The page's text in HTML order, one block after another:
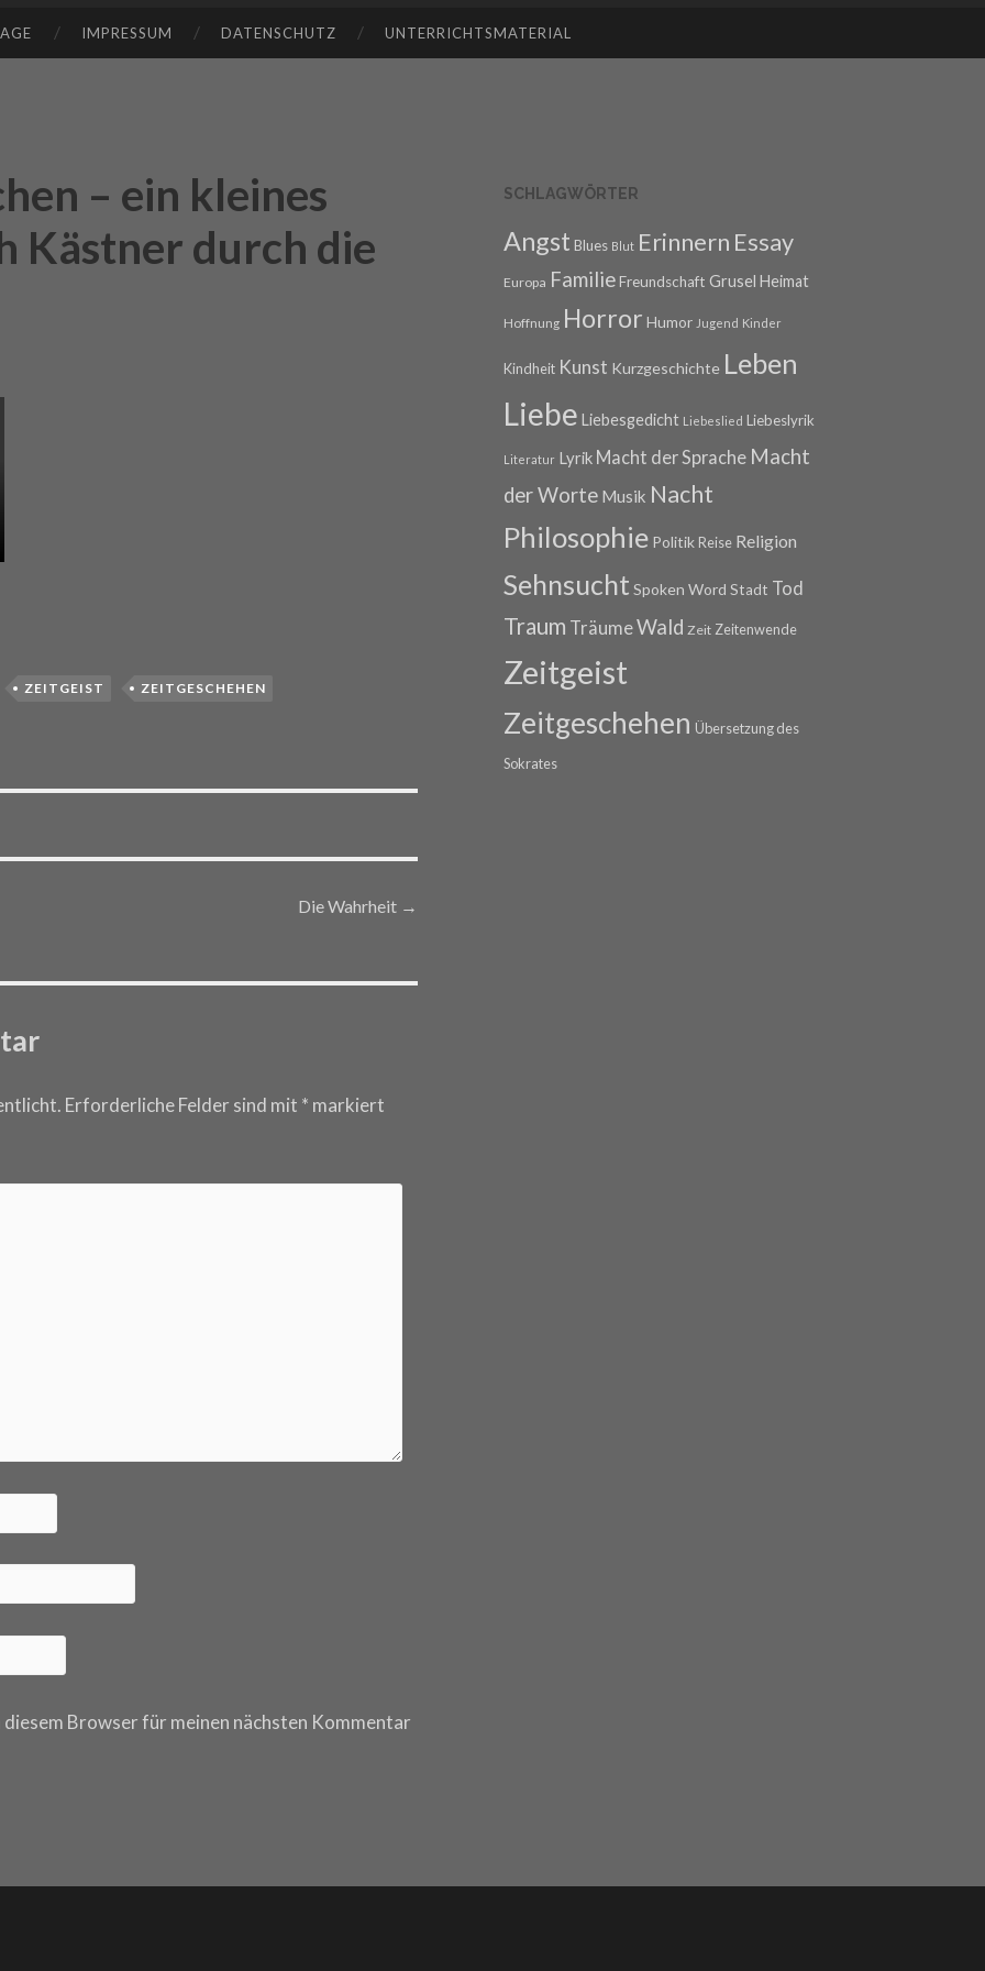
IMPRESSUM DATENSCHUTZ UNTERRICHTSMATERIAL
– ein kleines
Kästner durch die
ZEITGEIST ZEITGESCHEHEN
Die Wahrheit →
Erforderliche Felder sind mit * markiert
Browser für meinen nächsten Kommentar
SCHLAGWÖRTER
Angst Blues Blut Erinnern Essay
Europa FamilieFreundschaft Grusel Heimat
Hoffnung Horror Humor Jugend Kinder
Kindheit Kunst Kurzgeschichte Leben
Liebe Liebesgedicht Liebeslied Liebeslyrik
Literatur Lyrik Macht der Sprache Macht
der Worte Musik Nacht
Philosophie Politik Reise Religion
Sehnsucht Spoken Word Stadt Tod
Traum TräumeWald Zeit Zeitenwende
Zeitgeist
Zeitgeschehen Übersetzung des
Sokrates